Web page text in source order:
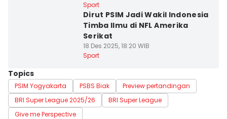
Sport
Dirut PSIM Jadi Wakil Indonesia
Timba Ilmu di NFL Amerika
Serikat
18 Des 2025, 18:20 WIB
Sport
Topics
PSIM Yogyakarta PSBS Biak
Preview pertandingan
BRI Super League 2025/26
BRI Super League
Give me Perspective